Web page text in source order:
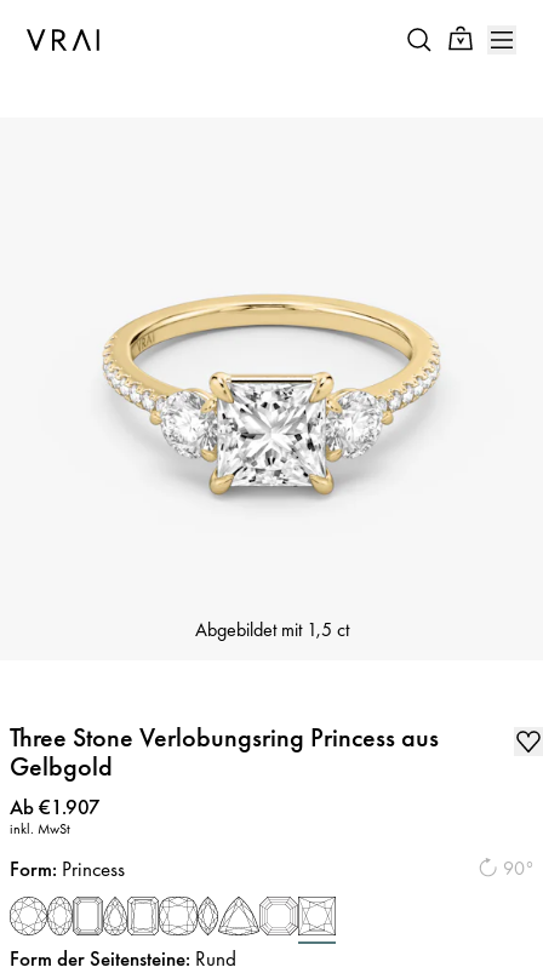
Abgebildet mit 1,5 ct
Three Stone Verlobungsring Princess aus
Gelbgold
Preis:
Ab €1.907
inkl. MwSt
90°
Form: Princess
Form der Seitensteine: Rund